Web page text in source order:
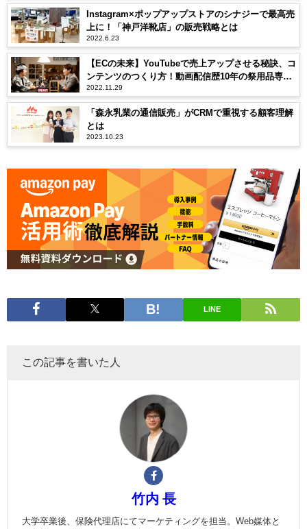
Instagram×ポップアップストアのシナジーで最高売
上に！「神戸洋靴店」の販売戦略とは
2022.6.23
【ECの未来】YouTubeで売上アップさせる秘訣、コ
ンテンツのつくり方！動画配信歴10年の祭用品専門
店に聞く
2022.11.29
「森永乳業の通信販売」がCRMで重視する顧客理解
とは
2023.10.23
LINE
この記事を書いた人
竹内 長
大学卒業後、保険代理店にてマーケティングを担当。Web媒体と